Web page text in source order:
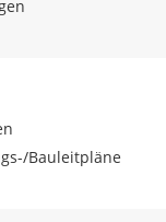
Bauleitpläne